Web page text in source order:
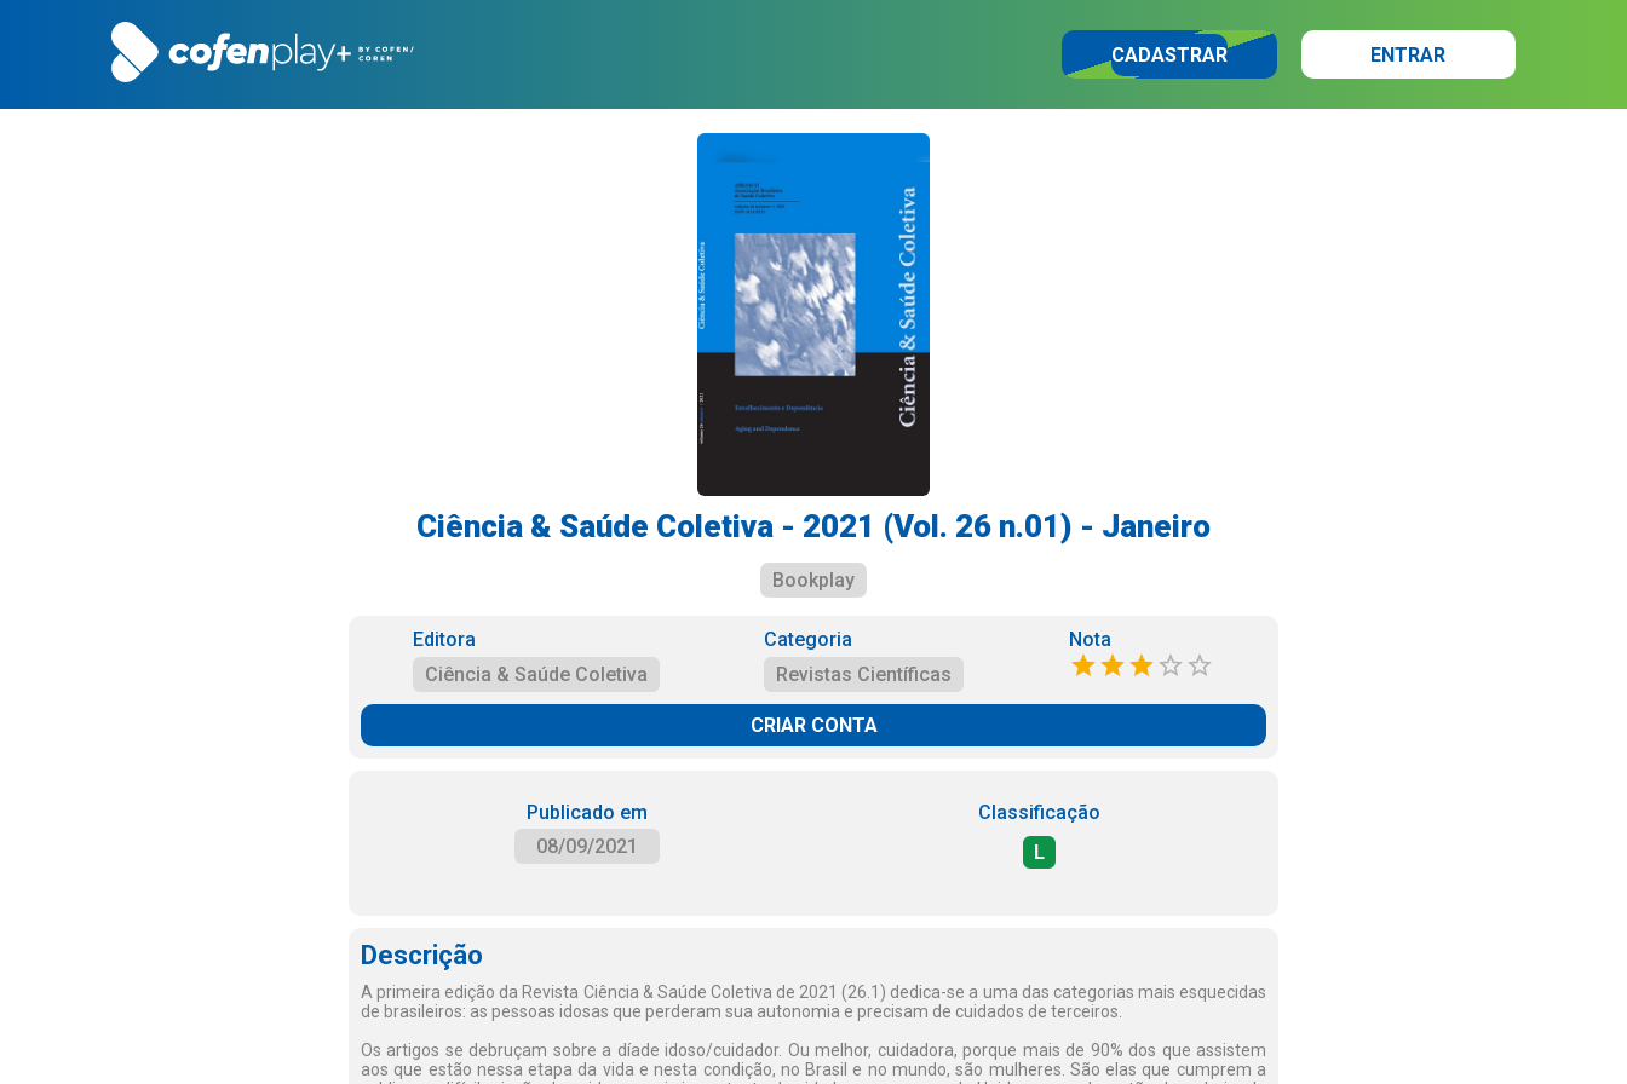
CADASTRAR ENTRAR
Ciência & Saúde Coletiva - 2021 (Vol. 26 n.01) - Janeiro
Bookplay
Editora
Ciência & Saúde Coletiva
Categoria
Revistas Científicas
Nota
CRIAR CONTA
Publicado em
08/09/2021
Classificação
L
Descrição
A primeira edição da Revista Ciência & Saúde Coletiva de 2021 (26.1) dedica-se a uma das categorias mais esquecidas
de brasileiros: as pessoas idosas que perderam sua autonomia e precisam de cuidados de terceiros.
Os artigos se debruçam sobre a díade idoso/cuidador. Ou melhor, cuidadora, porque mais de 90% dos que assistem
aos que estão nessa etapa da vida e nesta condição, no Brasil e no mundo, são mulheres. São elas que cumprem a